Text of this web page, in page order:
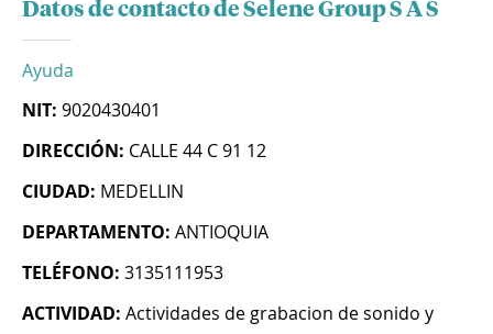
Datos de contacto de Selene Group S A S
Ayuda
NIT: 9020430401
DIRECCIÓN: CALLE 44 C 91 12
CIUDAD: MEDELLIN
DEPARTAMENTO: ANTIOQUIA
TELÉFONO: 3135111953
ACTIVIDAD: Actividades de grabacion de sonido y